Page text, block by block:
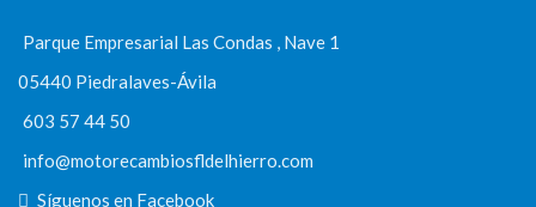
Parque Empresarial Las Condas , Nave 1
05440 Piedralaves-Ávila
603 57 44 50
info@motorecambiosfldelhierro.com
Síguenos en Facebook